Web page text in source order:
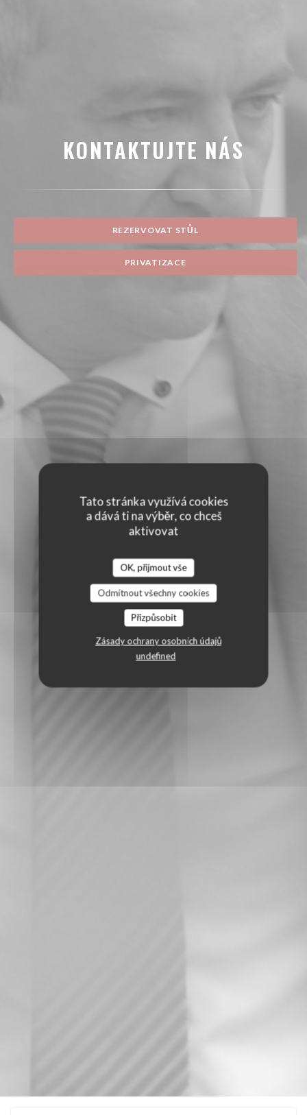
Tato stránka využívá cookies
a dává ti na výběr, co chceš
aktivovat
OK, přijmout vše
Odmítnout všechny cookies
Přizpůsobit
Zásady ochrany osobních údajů
undefined
KONTAKTUJTE NÁS
REZERVOVAT STŮL
PRIVATIZACE